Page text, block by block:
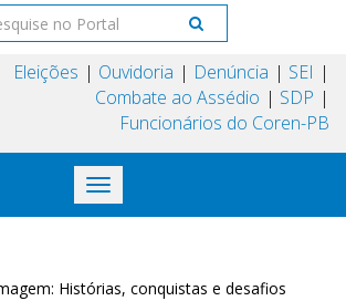
Eleições Ouvidoria Denúncia
SEI
Combate ao Assédio
SDP
Funcionários do Coren-PB
Toggle
navigation
Histórias, conquistas e desafios